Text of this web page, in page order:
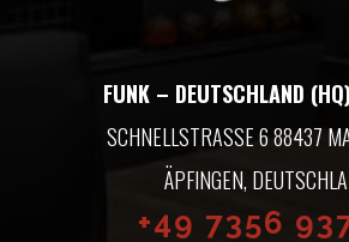
FUNK – DEUTSCHLAND (HQ)
SCHNELLSTRASSE 6 88437
PFINGEN,
+49 7356